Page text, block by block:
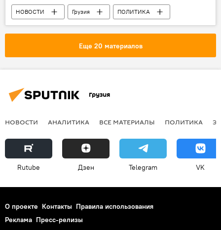
НОВОСТИ Грузия
ПОЛИТИКА
Парламент Грузии
Еще 20 материалов
Грузия
НОВОСТИ АНАЛИТИКА ВСЕ МАТЕРИАЛЫ ПОЛИТИКА
Rutube Дзен Telegram VK
О проекте Контакты Правила использования
Реклама Пресс-релизы